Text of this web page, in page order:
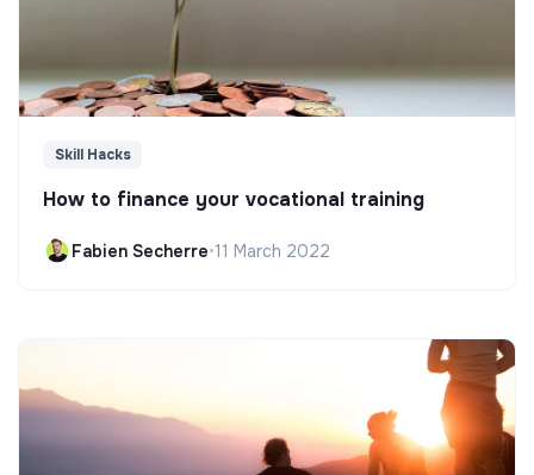
Skill Hacks
How to finance your vocational training
Fabien Secherre•11 March 2022